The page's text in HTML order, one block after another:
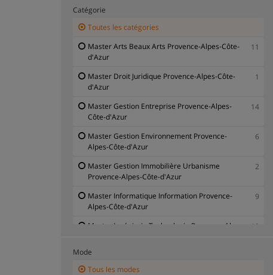
Catégorie
Toutes les catégories
Master Arts Beaux Arts Provence-Alpes-Côte-
d'Azur
11
Master Droit Juridique Provence-Alpes-Côte-
d'Azur
1
Master Gestion Entreprise Provence-Alpes-
Côte-d'Azur
14
Master Gestion Environnement Provence-
Alpes-Côte-d'Azur
6
Master Gestion Immobilière Urbanisme
Provence-Alpes-Côte-d'Azur
2
Master Informatique Information Provence-
Alpes-Côte-d'Azur
9
Master Ingénierie Technologie Provence-Alpes-
10
Master Journalisme Sciences de l'Information
Provence-Alpes-Côte-d'Azur
Mode
Tous les modes